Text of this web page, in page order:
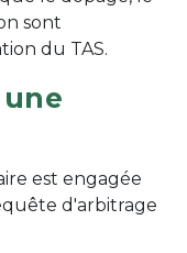
sont
du TAS.
est engagée
d'arbitrage